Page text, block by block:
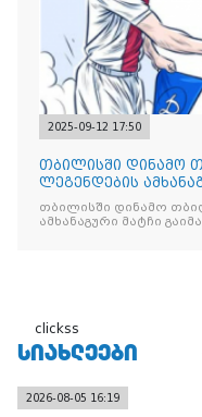
2025-09-12 17:50
თბილისში დინამო
ლეგენდების
თბილისში დინამო
ამხანაგური მატჩი
clickss
ᲡᲘᲐᲮᲚᲔᲔᲑᲘ
2026-08-05 16:19